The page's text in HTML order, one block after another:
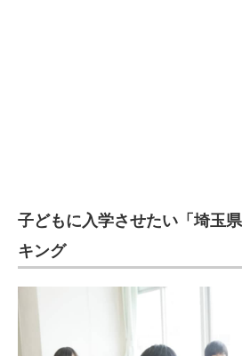
子どもに入学させたい「埼玉
キング